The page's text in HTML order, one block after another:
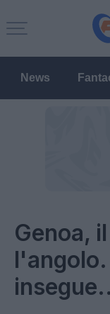
News
Genoa,